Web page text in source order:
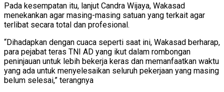
Pada kesempatan itu, lanjut Candra Wijaya, Wakasad
menekankan agar masing-masing satuan yang terkait agar
terlibat secara total dan profesional.
“Dihadapkan dengan cuaca seperti saat ini, Wakasad berharap,
para pejabat teras TNI AD yang ikut dalam rombongan
peninjauan untuk lebih bekerja keras dan memanfaatkan waktu
yang ada untuk menyelesaikan seluruh pekerjaan yang masing
belum selesai,” terangnya